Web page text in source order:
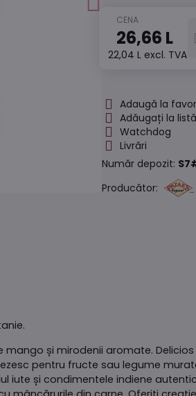
26,66 L
22,04 L excl. TVA
Adaugă la
Adăugați la listă
Watchdog
Livrări
Număr depozit:
Producător:
mango și mirodenii aromate.
pentru fructe sau legume
iute și condimentele indiene